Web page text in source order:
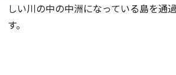
しい川の中の中洲になっている島を通
す。